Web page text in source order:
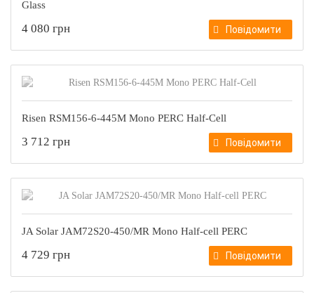
Glass
4 080 грн Повідомити
Risen RSM156-6-445M Моno PERC Half-Cell
3 712 грн Повідомити
JA Solar JAM72S20-450/MR Mono Half-cell PERC
4 729 грн Повідомити